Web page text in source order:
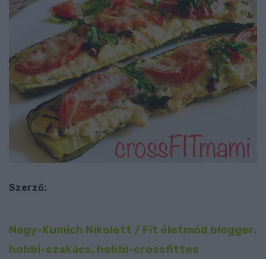
Szerző:
Nagy-Kumich Nikolett / Fit életmód blogger,
hobbi-szakács, hobbi-crossfittes